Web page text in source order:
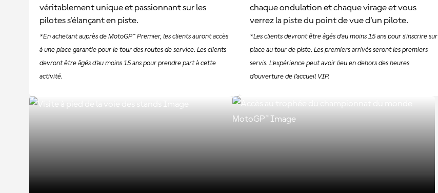
véritablement unique et passionnant sur les
pilotes s'élançant en piste.
*En achetant auprès de MotoGP™ Premier, les clients auront accès
à une place garantie pour le tour des routes de service. Les clients
devront être âgés d'au moins 15 ans pour prendre part à cette
activité.
chaque ondulation et chaque virage et vous
verrez la piste du point de vue d'un pilote.
*Les clients devront être âgés d'au moins 15 ans pour s'inscrire sur
place au tour de piste. Les premiers arrivés seront les premiers
servis. L'expérience peut avoir lieu en dehors des heures
d'ouverture de l'accueil VIP.